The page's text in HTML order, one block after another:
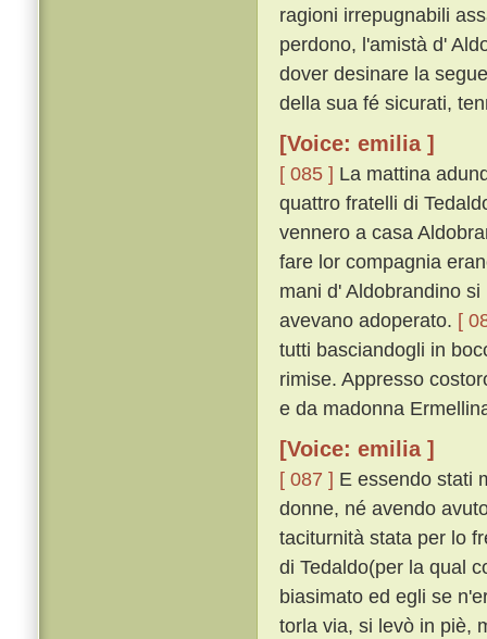
ragioni irrepugnabili
perdono, l'amistà d'
dover desinare la
della sua fé sicurati,
[Voice: emilia ]
[ 085 ] La mattina
quattro fratelli di
vennero a casa
fare lor compagnia
mani d' Aldobrandino
avevano adoperato. [
tutti basciandogli in
rimise. Appresso
e da madonna
[Voice: emilia ]
[ 087 ] E essendo stati
donne, né avendo
taciturnità stata per lo
di Tedaldo(per la qual
biasimato ed egli se
torla via, si levò in piè,